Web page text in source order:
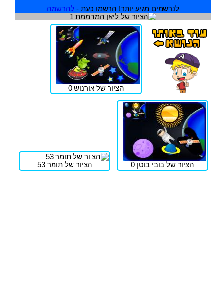
לנרשמים מגיע יותר! הרשמו כעת - להרשמה
הציור של אורנוש 0
הציור של בובי בוטן 0 הציור של תומר 53